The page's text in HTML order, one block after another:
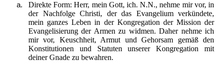
Direkte Form: Herr, mein Gott, ich. N.N., nehme mir vor, in
der Nachfolge Christi, der das Evangelium verkündete,
mein ganzes Leben in der Kongregation der Mission der
Evangelisierung der Armen zu widmen. Daher nehme ich
mir vor, Keuschheit, Armut und Gehorsam gemäß den
Konstitutionen und Statuten unserer Kongregation mit
deiner Gnade zu bewahren.